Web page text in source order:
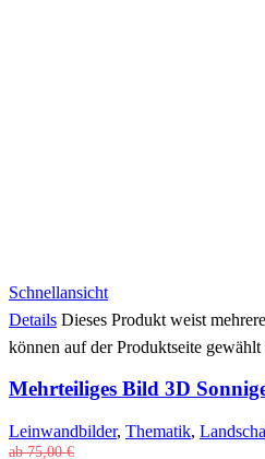
Schnellansicht
Details Dieses Produkt weist
können auf der Produktseite gewählt
Mehrteiliges Bild 3D
Leinwandbilder, Thematik,
ab75,00€